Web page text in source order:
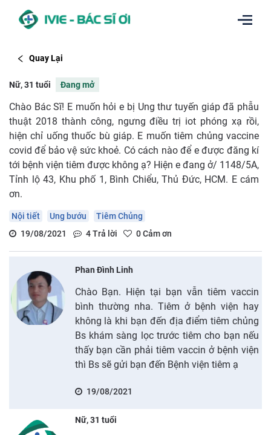
Quay Lại
Nữ, 31 tuổi Đang mở
Chào Bác Sĩ! E muốn hỏi e bị Ung thư tuyến giáp đã phẫu
thuật 2018 thành công, ngưng điều trị iot phóng xạ rồi,
hiện chỉ uống thuốc bù giáp. E muốn tiêm chủng vaccine
covid để bảo vệ sức khoẻ. Có cách nào để e được đăng kí
tới bệnh viện tiêm được không ạ? Hiện e đang ở/ 1148/5A,
Tỉnh lộ 43, Khu phố 1, Bình Chiểu, Thủ Đức, HCM. E cám
ơn.
Nội tiết Ung bướu
Tiêm Chủng
19/08/2021
4Trả lời 0Cảm ơn
Phan Đình Linh
Chào Bạn. Hiện tại bạn vẫn tiêm vaccin
bình thường nha. Tiêm ở bệnh viện hay
không là khi bạn đến địa điểm tiêm chủng
Bs khám sàng lọc trước tiêm cho bạn nếu
thấy bạn cần phải tiêm vaccin ở bệnh viện
thì Bs sẽ gửi bạn đến Bệnh viện tiêm ạ
19/08/2021
Nữ, 31 tuổi